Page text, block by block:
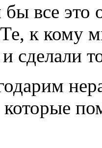
все это
к кому
сделали